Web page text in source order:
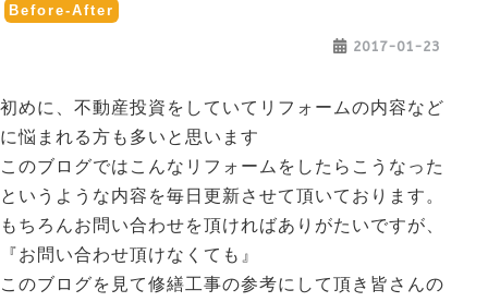
Before-After
2017-01-23
初めに、不動産投資をしていてリフォームの内容など
に悩まれる方も多いと思います
このブログではこんなリフォームをしたらこうなった
というような内容を毎日更新させて頂いております。
もちろんお問い合わせを頂ければありがたいですが、
『お問い合わせ頂けなくても』
このブログを見て修繕工事の参考にして頂き皆さんの